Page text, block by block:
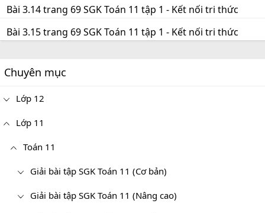
Bài 3.14 trang 69 SGK Toán 11 tập 1 - Kết nối tri thức
Bài 3.15 trang 69 SGK Toán 11 tập 1 - Kết nối tri thức
Chuyên mục
Lớp 12
Lớp 11
Toán 11
Giải bài tập SGK Toán 11 (Cơ bản)
Giải bài tập SGK Toán 11 (Nâng cao)